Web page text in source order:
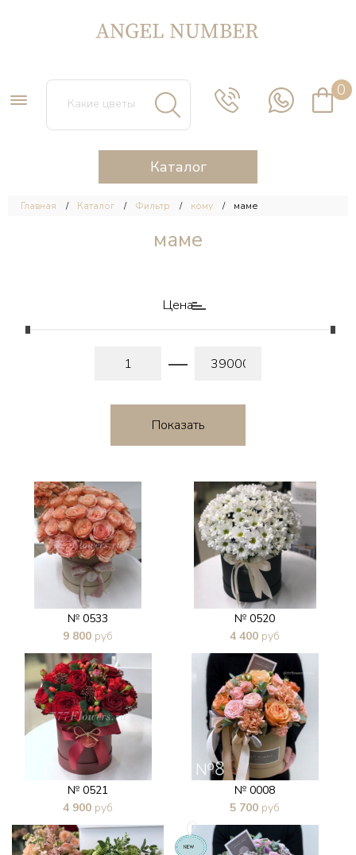
0
Каталог
Главная Каталог Фильтр кому маме
маме
Цена
№ 0533
9 800 руб
В 1 клик
№ 0520
4 400 руб
В 1 клик
№ 0521
4 900 руб
В 1 клик
№ 0008
5 700 руб
В 1 клик